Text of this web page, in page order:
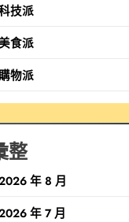
技派
食派
購物派
整
年 8 月
年 7 月